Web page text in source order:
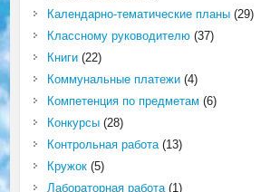
Календарно-тематические планы(29)
Классному руководителю(37)
Книги(22)
Коммунальные платежи(4)
Компетенция по предметам (6)
Конкурсы(28)
Контрольная работа(13)
Кружок(5)
Лабораторная работа(1)